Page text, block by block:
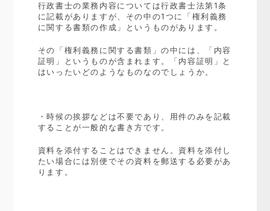
行政書士の業務内容については行政書士法第1条
に記載がありますが、その中の1つに「権利義務
に関する書類の作成」というものがあります。
その「権利義務に関する書類」の中には、「内容
証明」というものが含まれます。「内容証明」と
はいったいどのようなものなのでしょうか。
・時候の挨拶などは不要であり、用件のみを記載
することが一般的な書き方です。
資料を添付することはできません。資料を添付し
たい場合には別便でその資料を郵送する必要があ
ります。